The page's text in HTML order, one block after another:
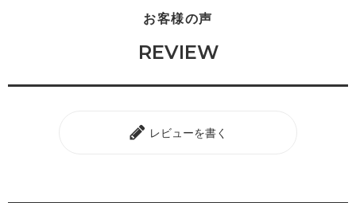
お客様の声
REVIEW
レビューを書く